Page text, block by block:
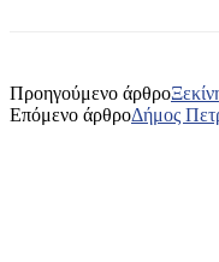
Προηγούμενο άρθρο
Επόμενο άρθροΔήμος